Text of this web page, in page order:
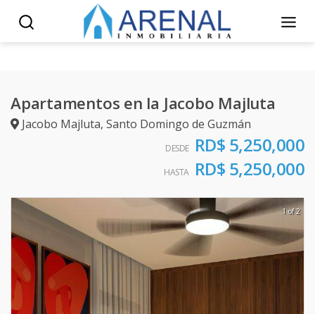
Apartamentos en la Jacobo Majluta
Jacobo Majluta, Santo Domingo de Guzmán
DESDE RD$ 5,250,000
HASTA RD$ 5,250,000
1 of 2